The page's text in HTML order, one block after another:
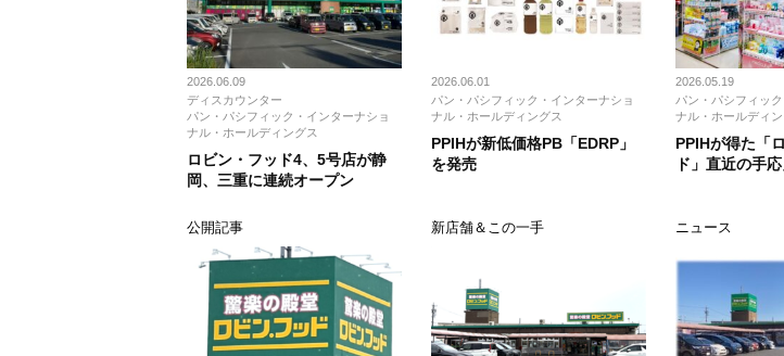
2026.06.09
ディスカウンター
パン・パシフィック・インターナショ
ナル・ホールディングス
ロビン・フッド4、5号店が静
岡、三重に連続オープン
2026.06.01
パン・パシフィック・インターナショ
ナル・ホールディングス
PPIHが新低価格PB「EDRP」
を発売
2026.05.19
パン・パシフィッ
ナル・ホールディン
PPIHが得た「
ド」直近の手
公開記事 新店舗＆この一手 ニュース